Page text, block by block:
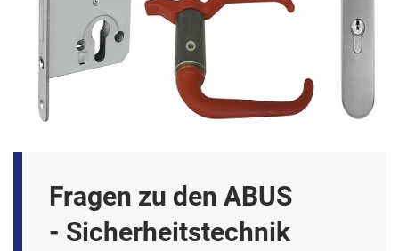
Fragen zu den ABUS
- Sicherheitstechnik